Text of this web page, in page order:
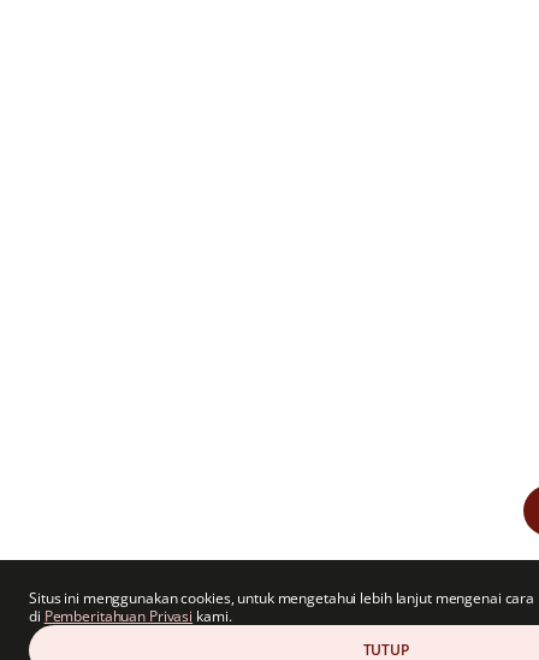
Situs ini menggunakan cookies, untuk mengetahui lebih lanjut mengenai
di Pemberitahuan Privasi kami.
TUTUP